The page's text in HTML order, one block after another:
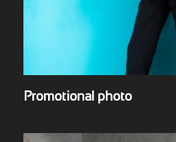
Promotional photo